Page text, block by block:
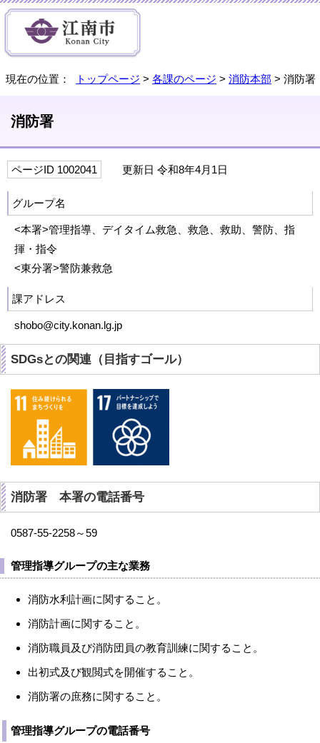
現在の位置： トップページ > 各課のページ > 消防本部 > 消防署
消防署
ページID 1002041 更新日 令和8年4月1日
グループ名
<本署>管理指導、デイタイム救急、救急、救助、警防、指
揮・指令
<東分署>警防兼救急
課アドレス
shobo@city.konan.lg.jp
SDGsとの関連（目指すゴール）
消防署 本署の電話番号
0587-55-2258～59
管理指導グループの主な業務
消防水利計画に関すること。
消防計画に関すること。
消防職員及び消防団員の教育訓練に関すること。
出初式及び観閲式を開催すること。
消防署の庶務に関すること。
管理指導グループの電話番号